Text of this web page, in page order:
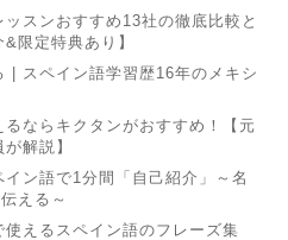
スンおすすめ13社の徹底比較と
限定特典あり】
| スペイン語学習歴16年のメキシ
ならキクタンがおすすめ！【元
解説】
イン語で1分間「自己紹介」～名
える～
使えるスペイン語のフレーズ集